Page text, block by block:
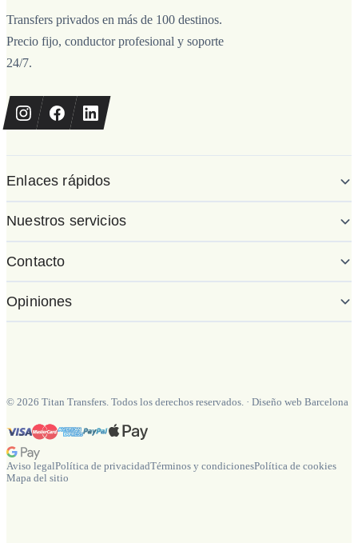
Transfers privados en más de 100 destinos.
Precio fijo, conductor profesional y soporte
24/7.
Enlaces rápidos
Nuestros servicios
Contacto
Opiniones
© 2026 Titan Transfers. Todos los derechos reservados. · Diseño web Barcelona
Aviso legalPolítica de privacidadTérminos y condicionesPolítica de cookies
Mapa del sitio